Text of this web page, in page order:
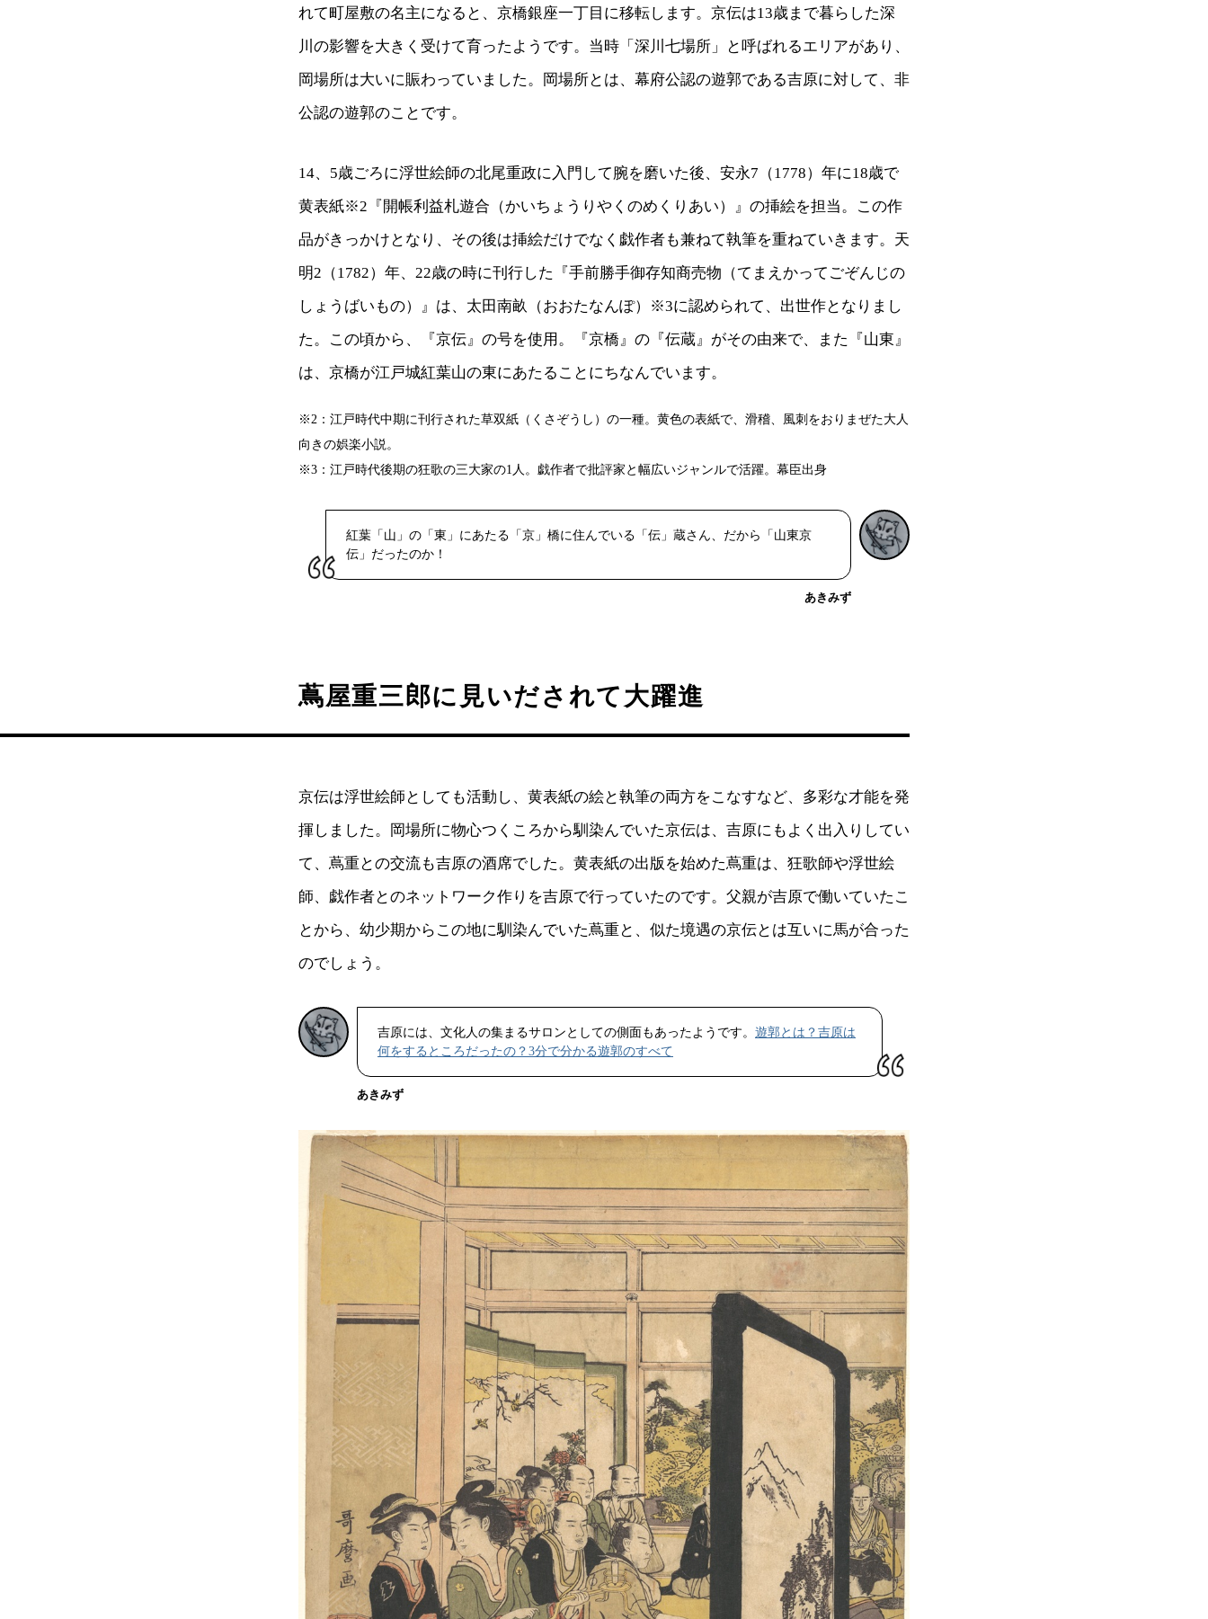
れて町屋敷の名主になると、京橋銀座一丁目に移転します。京伝は13歳まで暮らした深
川の影響を大きく受けて育ったようです。当時「深川七場所」と呼ばれるエリアがあり、
岡場所は大いに賑わっていました。岡場所とは、幕府公認の遊郭である吉原に対して、非
公認の遊郭のことです。
14、5歳ごろに浮世絵師の北尾重政に入門して腕を磨いた後、安永7（1778）年に18歳で
黄表紙※2『開帳利益札遊合（かいちょうりやくのめくりあい）』の挿絵を担当。この作
品がきっかけとなり、その後は挿絵だけでなく戯作者も兼ねて執筆を重ねていきます。天
明2（1782）年、22歳の時に刊行した『手前勝手御存知商売物（てまえかってごぞんじの
しょうばいもの）』は、太田南畝（おおたなんぽ）※3に認められて、出世作となりまし
た。この頃から、『京伝』の号を使用。『京橋』の『伝蔵』がその由来で、また『山東』
は、京橋が江戸城紅葉山の東にあたることにちなんでいます。
※2：江戸時代中期に刊行された草双紙（くさぞうし）の一種。黄色の表紙で、滑稽、風刺をおりまぜた大人
向きの娯楽小説。
※3：江戸時代後期の狂歌の三大家の1人。戯作者で批評家と幅広いジャンルで活躍。幕臣出身
紅葉「山」の「東」にあたる「京」橋に住んでいる「伝」蔵さん、だから「山東京
伝」だったのか！
あきみず
蔦屋重三郎に見いだされて大躍進
京伝は浮世絵師としても活動し、黄表紙の絵と執筆の両方をこなすなど、多彩な才能を発
揮しました。岡場所に物心つくころから馴染んでいた京伝は、吉原にもよく出入りしてい
て、蔦重との交流も吉原の酒席でした。黄表紙の出版を始めた蔦重は、狂歌師や浮世絵
師、戯作者とのネットワーク作りを吉原で行っていたのです。父親が吉原で働いていたこ
とから、幼少期からこの地に馴染んでいた蔦重と、似た境遇の京伝とは互いに馬が合った
のでしょう。
吉原には、文化人の集まるサロンとしての側面もあったようです。 遊郭とは？吉原は
何をするところだったの？3分で分かる遊郭のすべて
あきみず